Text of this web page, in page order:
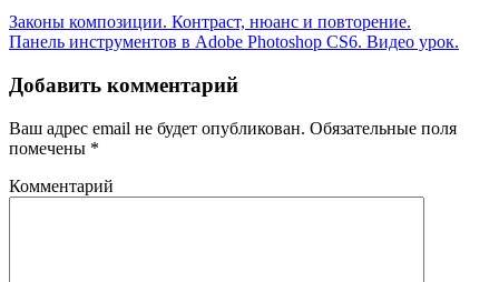
Законы композиции. Контраст, нюанс и повторение.
Панель инструментов в Adobe Photoshop CS6. Видео урок.
Добавить комментарий
Ваш адрес email не будет опубликован. Обязательные поля
помечены *
Комментарий